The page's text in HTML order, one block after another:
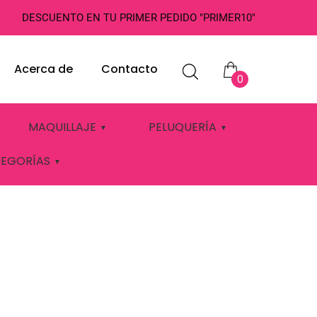
DESCUENTO EN TU PRIMER PEDIDO "PRIMER10"
0
Acerca de Contacto
MAQUILLAJE PELUQUERÍA